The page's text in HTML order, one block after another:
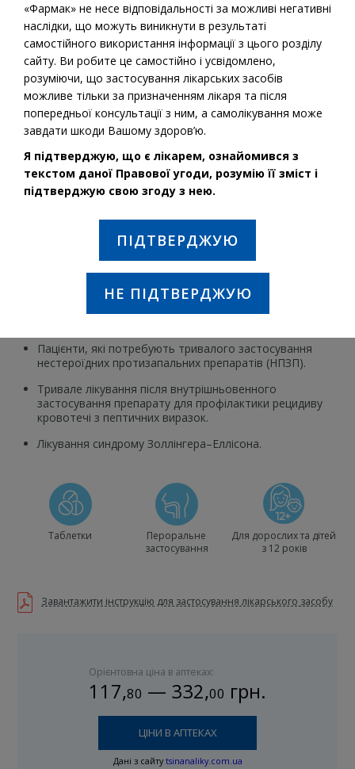
Діюча речовина: Езомепразол
ПОКАЗАННЯ ДО ЗАСТОСУВАННЯ:
У комбінації з відповідними антибактеріальними
Пацієнти, які потребують тривалого застосування
нестероїдних протизапальних препаратів (НПЗП).
Тривале лікування після внутрішньовенного
застосування препарату для профілактики рецидиву
кровотечі з пептичних виразок.
Лікування синдрому Золлінгера–Еллісона.
Таблетки
Пероральне
застосування
Для дорослих та дітей
з 12 років
Завантажити інструкцію для застосування лікарського засобу
Орієнтовна ціна в аптеках:
117,80 — 332,00 грн.
ЦІНИ В АПТЕКАХ
Дані з сайту tsinanaliky.com.ua
«Фармак» не несе відповідальності за можливі негативні
наслідки, що можуть виникнути в результаті
самостійного використання інформації з цього розділу
сайту. Ви робите це самостійно і усвідомлено,
розуміючи, що застосування лікарських засобів
можливе тільки за призначенням лікаря та після
попередньої консультації з ним, а самолікування може
завдати шкоди Вашому здоров’ю.
Я підтверджую, що є лікарем, ознайомився з
текстом даної Правової угоди, розумію її зміст і
підтверджую свою згоду з нею.
ПІДТВЕРДЖУЮ
НЕ ПІДТВЕРДЖУЮ